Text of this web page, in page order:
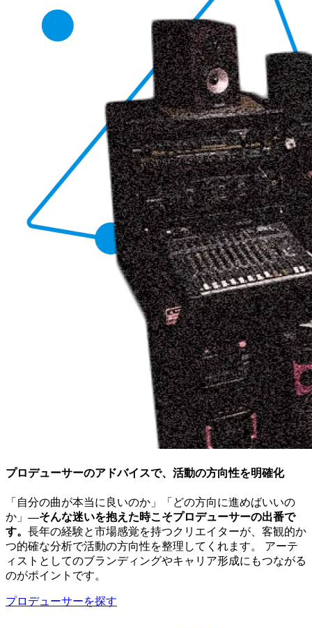
プロデューサーのアドバイスで、活動の方向性を明確化
「自分の曲が本当に良いのか」「どの方向に進めばいいの
か」―そんな迷いを抱えた時こそプロデューサーの出番で
す。 長年の経験と市場感覚を持つクリエイターが、客観的か
つ的確な分析で活動の方向性を整理してくれます。 アーテ
ィストとしてのブランディングやキャリア形成にもつながる
のがポイントです。
プロデューサーを探す